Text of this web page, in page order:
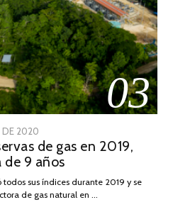
03
DE 2020
DE
JULIO
2025
de gas en 2019,
de 9 años
sus índices durante 2019 y se
de gas natural en …